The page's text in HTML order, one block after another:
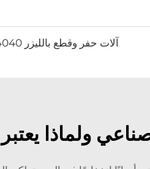
آلات حفر وقطع بالليزر 4040
ولماذا